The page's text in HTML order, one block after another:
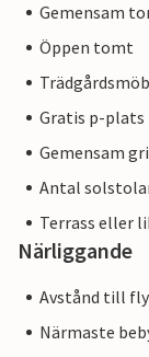
Gemensam
Öppen tomt
Gratis p-plats
Gemensam
Antal
Terrass eller
Närliggande
Avstånd till
Närmaste